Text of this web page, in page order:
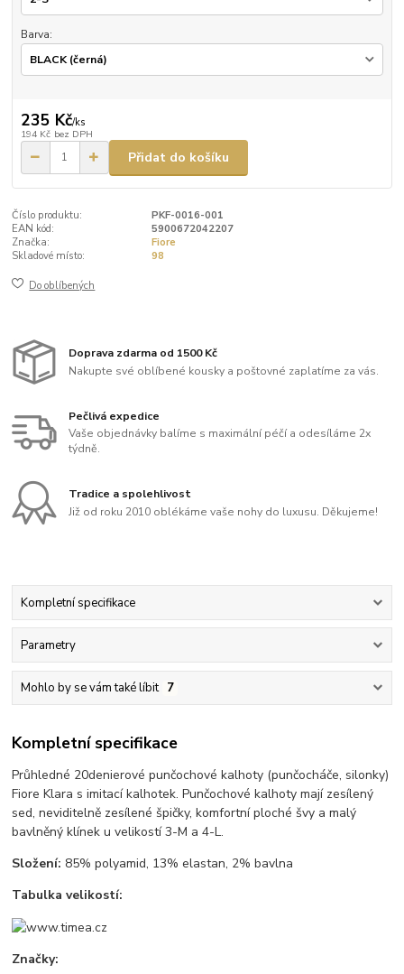
Barva:
235 Kč/ks
194 Kč bez DPH
Přidat do košíku
Číslo produktu:
PKF-0016-001
EAN kód:
5900672042207
Značka:
Fiore
Skladové místo:
98
Do oblíbených
Doprava zdarma od 1500 Kč
Nakupte své oblíbené kousky a poštovné zaplatíme za vás.
Pečlivá expedice
Vaše objednávky balíme s maximální péčí a odesíláme 2x
týdně.
Tradice a spolehlivost
Již od roku 2010 oblékáme vaše nohy do luxusu. Děkujeme!
Kompletní specifikace
Parametry
Mohlo by se vám také líbit 7
Kompletní specifikace
Průhledné 20denierové punčochové kalhoty (punčocháče, silonky)
Fiore Klara s imitací kalhotek. Punčochové kalhoty mají zesílený
sed, neviditelně zesílené špičky, komfortní ploché švy a malý
bavlněný klínek u velikostí 3-M a 4-L.
Složení: 85% polyamid, 13% elastan, 2% bavlna
Tabulka velikostí:
Značky: